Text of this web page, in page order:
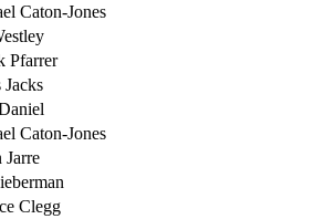
Caton-Jones
Pfarrer
Jacks
Caton-Jones
Clegg